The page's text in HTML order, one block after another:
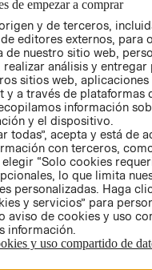
de empezar a comprar
y de terceros,
editores externos, para
nuestro sitio web,
realizar análisis y entregar
sitios web,
y a través de plataformas
información
y el dispositivo.
todas”, acepta y está de
con terceros,
“Solo cookies
lo que limita
personalizadas. Haga
y servicios” para
aviso de cookies y uso
información.
y uso compartido de